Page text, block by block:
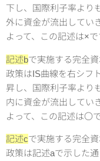
下し、国際利子率より
外に資金が流出してい
よって、この記述は×で
記述bで実施する完全
政策はIS曲線を右シフ
昇し、国際利子率より
内に資金が流出してい
よって、この記述は〇で
記述cで実施する完全
政策は記述aで示した